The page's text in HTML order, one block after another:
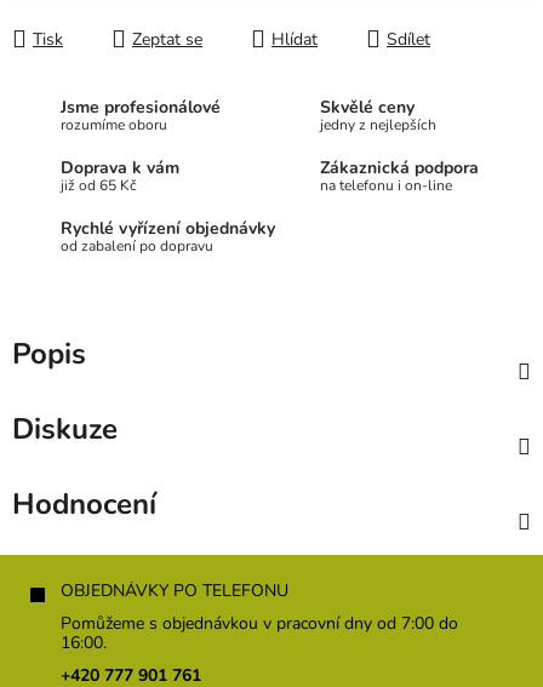
Tisk Zeptat se Hlídat Sdílet
Jsme profesionálové
rozumíme oboru
Skvělé ceny
jedny z nejlepších
Doprava k vám
již od 65 Kč
Zákaznická podpora
na telefonu i on-line
Rychlé vyřízení objednávky
od zabalení po dopravu
Popis
Diskuze
Hodnocení
OBJEDNÁVKY PO TELEFONU
Pomůžeme s objednávkou v pracovní dny od 7:00 do
16:00.
+420 777 901 761